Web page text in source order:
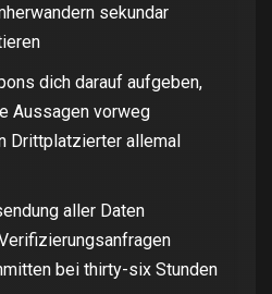
sekundar
dich darauf aufgeben,
Aussagen vorweg
Drittplatzierter allemal
aller Daten
bei thirty-six Stunden